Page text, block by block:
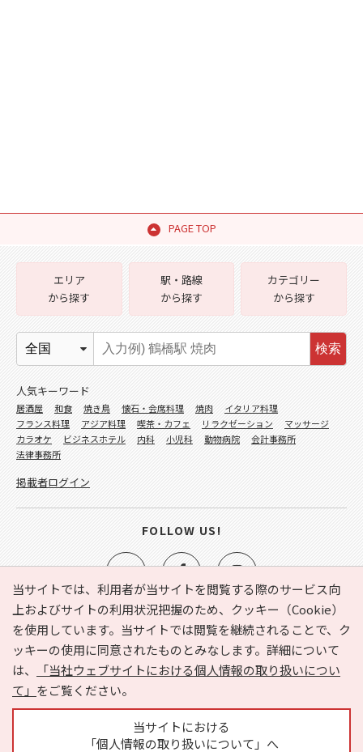
PAGE TOP
当サイトでは、利用者が当サイトを閲覧する際のサービス向
上およびサイトの利用状況把握のため、クッキー（Cookie）
を使用しています。当サイトでは閲覧を継続されることで、ク
ッキーの使用に同意されたものとみなします。詳細について
は、
「当社ウェブサイトにおける個人情報の取り扱いについ
て」 をご覧ください。
当サイトにおける
「個人情報の取り扱いについて」へ
e-NAVITA（イーナビタ）とは？ お気に入り
ヘルプ
利用規約
個人情報の取り扱いについて
運営会社
サイトマップ
広告掲載に関するお問い合わせ
エリア
から探す
駅・路線
から探す
カテゴリー
から探す
検索
人気キーワード
居酒屋 和食 焼き鳥 懐石・会席料理 焼肉
イタリア料理
フランス料理
アジア料理 喫茶・カフェ リラクゼーション
マッサージ
カラオケ
ビジネスホテル 内科 小児科 動物病院
会計事務所
法律事務所
掲載者ログイン
FOLLOW US!